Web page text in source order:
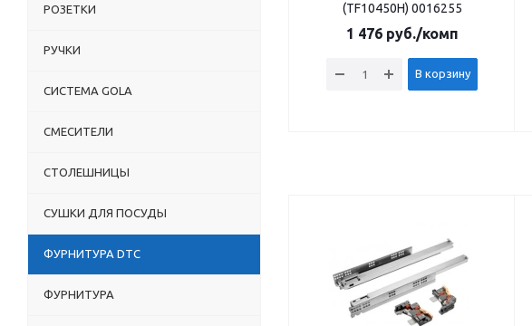
(TF10450H) 0016255
1 476руб./комп
В корзину
РОЗЕТКИ
РУЧКИ
СИСТЕМА GOLA
СМЕСИТЕЛИ
СТОЛЕШНИЦЫ
СУШКИ ДЛЯ ПОСУДЫ
ФУРНИТУРА DTC
ФУРНИТУРА